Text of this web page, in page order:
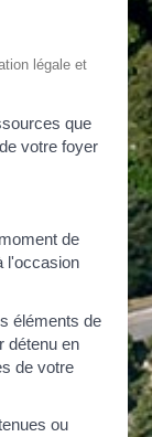
légale et
que
votre foyer
de
l'occasion
éléments de
détenu en
de votre
ou